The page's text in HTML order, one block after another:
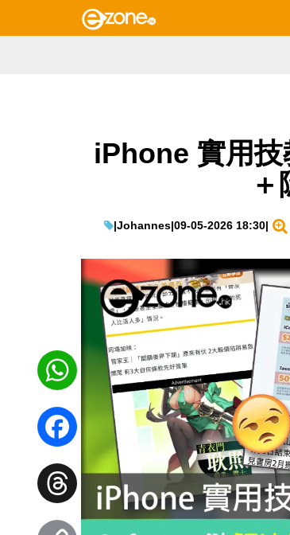
iPhone 實用
|Johannes|09-05-2026 18:30|
WhatsApp
Facebook
Threads